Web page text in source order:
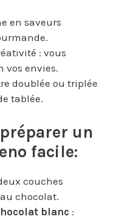
en saveurs
: vous
vos envies.
doublée ou triplée
tablée.
un
facile:
couches
chocolat.
blanc :